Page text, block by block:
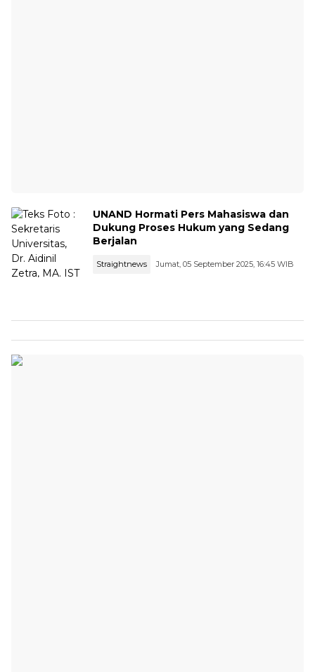
UNAND Hormati Pers Mahasiswa dan
Dukung Proses Hukum yang Sedang
Berjalan
Straightnews Jumat, 05 September 2025, 16:45 WIB